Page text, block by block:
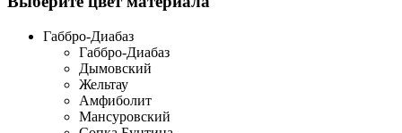
Габбро-Диабаз
Габбро-Диабаз
Дымовский
Жельтау
Амфиболит
Мансуровский